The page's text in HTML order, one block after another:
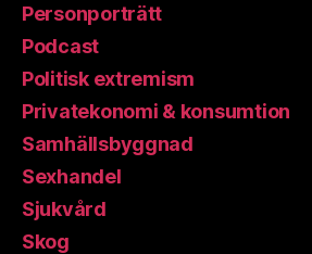
Personporträtt
Podcast
Politisk extremism
Privatekonomi & konsumtion
Samhällsbyggnad
Sexhandel
Sjukvård
Skog